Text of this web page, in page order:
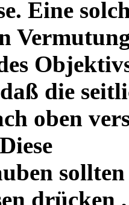
Eine
die
oben
drücken